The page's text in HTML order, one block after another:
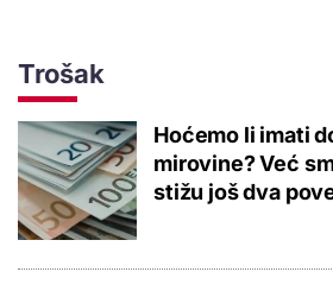
Trošak
Hoćemo li imati
mirovine? Već
stižu još dva